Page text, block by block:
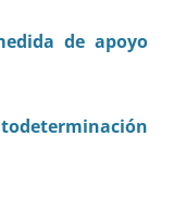
de apoyo